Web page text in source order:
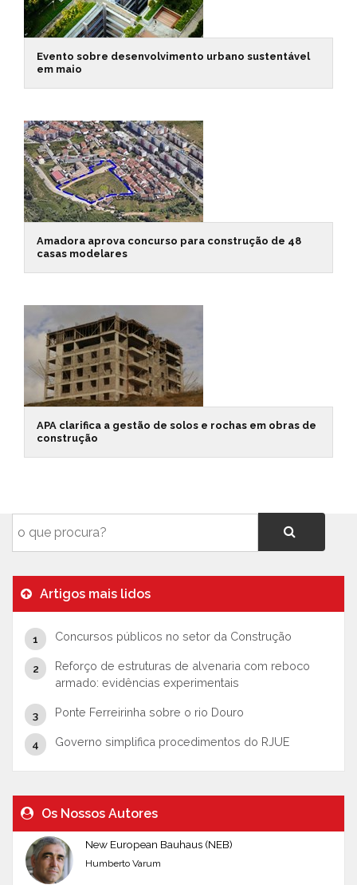
Evento sobre desenvolvimento urbano sustentável
em maio
Amadora aprova concurso para construção de 48
casas modelares
APA clarifica a gestão de solos e rochas em obras de
construção
Artigos mais lidos
Concursos públicos no setor da Construção
Reforço de estruturas de alvenaria com reboco
armado: evidências experimentais
Ponte Ferreirinha sobre o rio Douro
Governo simplifica procedimentos do RJUE
Os Nossos Autores
New European Bauhaus (NEB)
Humberto Varum